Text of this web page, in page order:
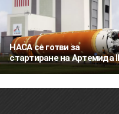
НАСА се готви за
стартиране на Артемида II